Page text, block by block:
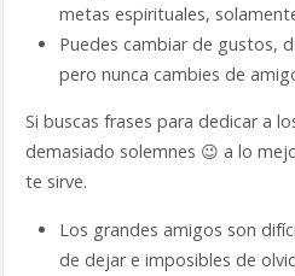
metas espirituales,
Puedes cambiar de gustos,
pero nunca cambies de
Si buscas frases para dedicar a
demasiado solemnes 😉 a lo
te sirve.
Los grandes amigos son
de dejar e imposibles de